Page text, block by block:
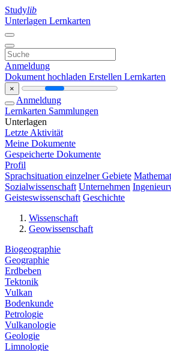
Studylib
Unterlagen Lernkarten
Anmeldung
Dokument hochladen Erstellen Lernkarten
×
Anmeldung
Lernkarten Sammlungen
Unterlagen
Letzte Aktivität
Meine Dokumente
Gespeicherte Dokumente
Profil
Sprachsituation einzelner Gebiete
Sozialwissenschaft Unternehmen
Geisteswissenschaft Geschichte
Wissenschaft
Geowissenschaft
Biogeographie
Geographie
Erdbeben
Tektonik
Vulkan
Bodenkunde
Petrologie
Vulkanologie
Geologie
Limnologie